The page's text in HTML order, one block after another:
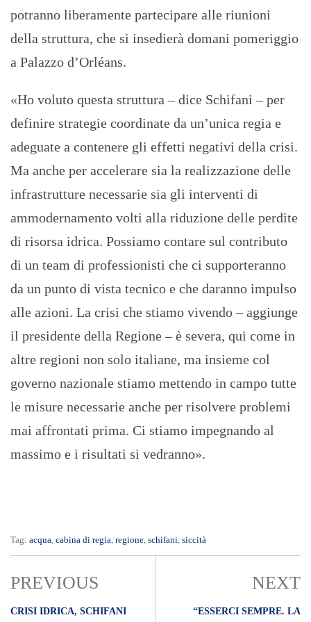
potranno liberamente partecipare alle riunioni
della struttura, che si insedierà domani pomeriggio
a Palazzo d’Orléans.
«Ho voluto questa struttura – dice Schifani – per
definire strategie coordinate da un’unica regia e
adeguate a contenere gli effetti negativi della crisi.
Ma anche per accelerare sia la realizzazione delle
infrastrutture necessarie sia gli interventi di
ammodernamento volti alla riduzione delle perdite
di risorsa idrica. Possiamo contare sul contributo
di un team di professionisti che ci supporteranno
da un punto di vista tecnico e che daranno impulso
alle azioni. La crisi che stiamo vivendo – aggiunge
il presidente della Regione – è severa, qui come in
altre regioni non solo italiane, ma insieme col
governo nazionale stiamo mettendo in campo tutte
le misure necessarie anche per risolvere problemi
mai affrontati prima. Ci stiamo impegnando al
massimo e i risultati si vedranno».
Tag: acqua, cabina di regia, regione, schifani, siccità
PREVIOUS
CRISI IDRICA, SCHIFANI
NEXT
“ESSERCI SEMPRE. LA